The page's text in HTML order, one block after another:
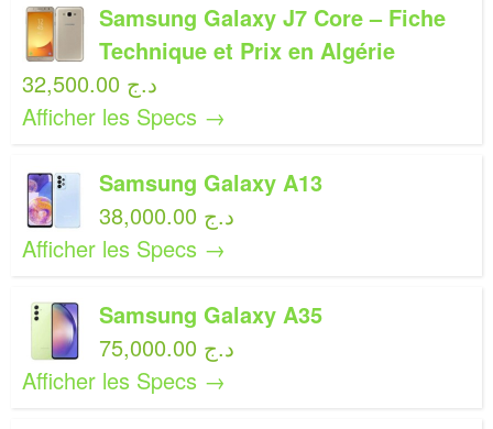
Samsung Galaxy J7 Core – Fiche
Technique et Prix en Algérie
32,500.00 د.ج
Afficher les Specs →
Samsung Galaxy A13
38,000.00 د.ج
Afficher les Specs →
Samsung Galaxy A35
75,000.00 د.ج
Afficher les Specs →